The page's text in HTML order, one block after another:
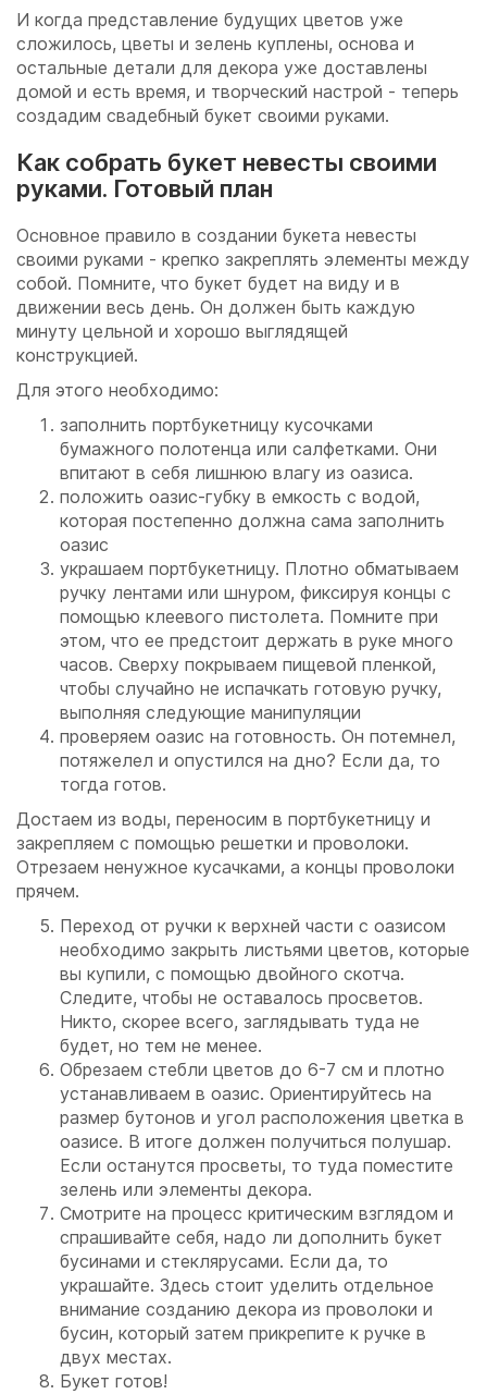
И когда представление будущих цветов уже
сложилось, цветы и зелень куплены, основа и
остальные детали для декора уже доставлены
домой и есть время, и творческий настрой - теперь
создадим свадебный букет своими руками.
Как собрать букет невесты своими
руками. Готовый план
Основное правило в создании букета невесты
своими руками - крепко закреплять элементы между
собой. Помните, что букет будет на виду и в
движении весь день. Он должен быть каждую
минуту цельной и хорошо выглядящей
конструкцией.
Для этого необходимо:
заполнить портбукетницу кусочками
бумажного полотенца или салфетками. Они
впитают в себя лишнюю влагу из оазиса.
положить оазис-губку в емкость с водой,
которая постепенно должна сама заполнить
оазис
украшаем портбукетницу. Плотно обматываем
ручку лентами или шнуром, фиксируя концы с
помощью клеевого пистолета. Помните при
этом, что ее предстоит держать в руке много
часов. Сверху покрываем пищевой пленкой,
чтобы случайно не испачкать готовую ручку,
выполняя следующие манипуляции
проверяем оазис на готовность. Он потемнел,
потяжелел и опустился на дно? Если да, то
тогда готов.
Достаем из воды, переносим в портбукетницу и
закрепляем с помощью решетки и проволоки.
Отрезаем ненужное кусачками, а концы проволоки
прячем.
Переход от ручки к верхней части с оазисом
необходимо закрыть листьями цветов, которые
вы купили, с помощью двойного скотча.
Следите, чтобы не оставалось просветов.
Никто, скорее всего, заглядывать туда не
будет, но тем не менее.
Обрезаем стебли цветов до 6-7 см и плотно
устанавливаем в оазис. Ориентируйтесь на
размер бутонов и угол расположения цветка в
оазисе. В итоге должен получиться полушар.
Если останутся просветы, то туда поместите
зелень или элементы декора.
Смотрите на процесс критическим взглядом и
спрашивайте себя, надо ли дополнить букет
бусинами и стеклярусами. Если да, то
украшайте. Здесь стоит уделить отдельное
внимание созданию декора из проволоки и
бусин, который затем прикрепите к ручке в
двух местах.
Букет готов!